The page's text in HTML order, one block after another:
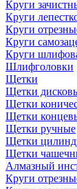
Круги
Круги
Круги
Круги
Круги
Шлифголовки
Щетки
Щетки
Щетки
Щетки
Щетки ручные
Щетки
Щетки
Алмазный
Круги